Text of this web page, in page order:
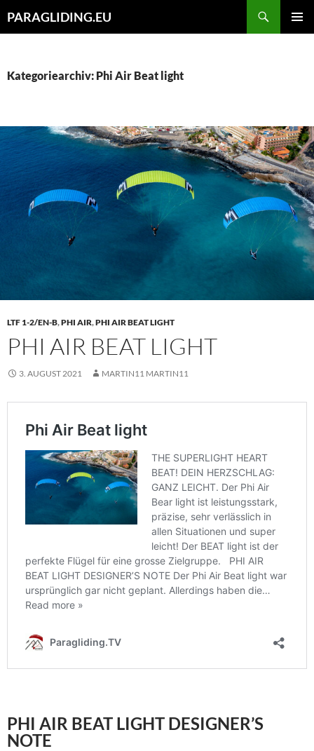
Inhalt
PARAGLIDING.EU
Kategoriearchiv: Phi Air Beat light
LTF 1-2/EN-B,PHI AIR,PHI AIR BEAT LIGHT
PHI AIR BEAT LIGHT
3. AUGUST 2021 MARTIN11 MARTIN11
PHI AIR BEAT LIGHT DESIGNER’S
NOTE